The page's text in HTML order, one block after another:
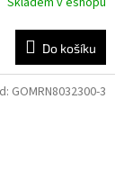
Do košíku
GOMRN8032300-3